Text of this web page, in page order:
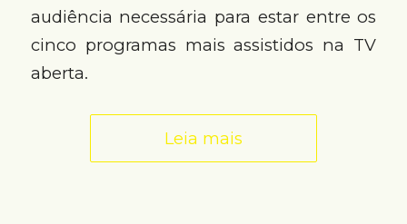
audiência necessária para estar entre os
cinco programas mais assistidos na TV
aberta.
Leia mais